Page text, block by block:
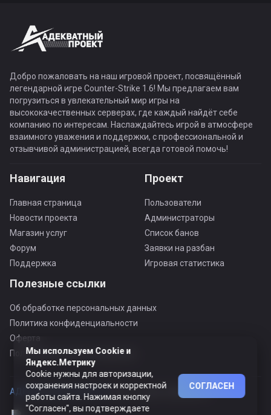
Добро пожаловать на наш игровой проект, посвящённый
легендарной игре Counter-Strike 1.6! Мы предлагаем вам
погрузиться в увлекательный мир игры на
высококачественных серверах, где каждый найдёт себе
компанию по интересам. Наслаждайтесь игрой в атмосфере
взаимного уважения и поддержки, с профессиональной и
отзывчивой администрацией, всегда готовой помочь!
Навигация
Главная страница
Новости проекта
Магазин услуг
Форум
Поддержка
Проект
Пользователи
Администраторы
Список банов
Заявки на разбан
Игровая статистика
Полезные ссылки
Об обработке персональных данных
Политика конфиденциальности
Оферта
Пользовательское соглашение
АДЕКВАТНЫЙ ПРОЕКТ ©© Все права защищены
Мы используем Cookie и
Яндекс.Метрику
Cookie нужны для авторизации,
сохранения настроек и корректной
работы сайта. Нажимая кнопку
"Согласен", вы подтверждаете
СОГЛАСЕН